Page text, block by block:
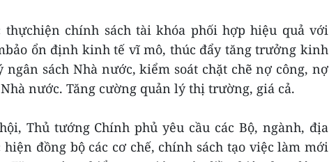
thựchiện chính sách tài khóa phối hợp hiệu quả với
ổn định kinh tế vĩ mô, thúc đẩy tăng trưởng kinh
ngân sách Nhà nước, kiểm soát chặt chẽ nợ công, nợ
nước. Tăng cường quản lý thị trường, giá cả.
Thủ tướng Chính phủ yêu cầu các Bộ, ngành, địa
đồng bộ các cơ chế, chính sách tạo việc làm mới